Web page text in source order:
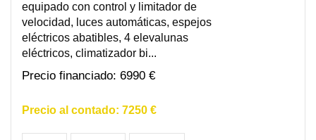
equipado con control y limitador de
velocidad, luces automáticas, espejos
eléctricos abatibles, 4 elevalunas
eléctricos, climatizador bi...
6990 €
7250 €